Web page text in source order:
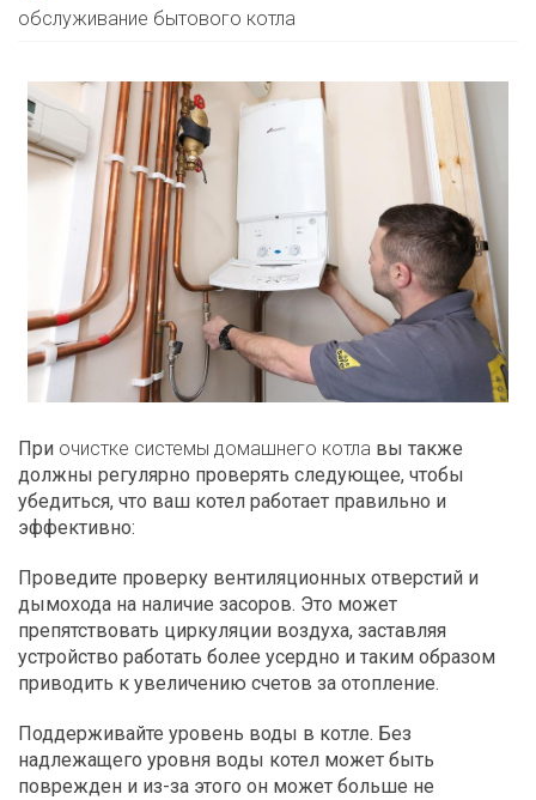
обслуживание бытового котла
При очистке системы домашнего котла вы также
должны регулярно проверять следующее, чтобы
убедиться, что ваш котел работает правильно и
эффективно:
Проведите проверку вентиляционных отверстий и
дымохода на наличие засоров. Это может
препятствовать циркуляции воздуха, заставляя
устройство работать более усердно и таким образом
приводить к увеличению счетов за отопление.
Поддерживайте уровень воды в котле. Без
надлежащего уровня воды котел может быть
поврежден и из-за этого он может больше не